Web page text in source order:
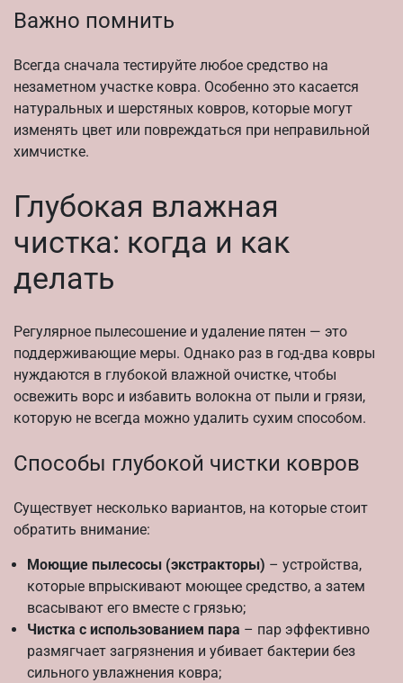
Важно помнить
Всегда сначала тестируйте любое средство на
незаметном участке ковра. Особенно это касается
натуральных и шерстяных ковров, которые могут
изменять цвет или повреждаться при неправильной
химчистке.
Глубокая влажная
чистка: когда и как
делать
Регулярное пылесошение и удаление пятен — это
поддерживающие меры. Однако раз в год-два ковры
нуждаются в глубокой влажной очистке, чтобы
освежить ворс и избавить волокна от пыли и грязи,
которую не всегда можно удалить сухим способом.
Способы глубокой чистки ковров
Существует несколько вариантов, на которые стоит
обратить внимание:
Моющие пылесосы (экстракторы) – устройства,
которые впрыскивают моющее средство, а затем
всасывают его вместе с грязью;
Чистка с использованием пара – пар эффективно
размягчает загрязнения и убивает бактерии без
сильного увлажнения ковра;